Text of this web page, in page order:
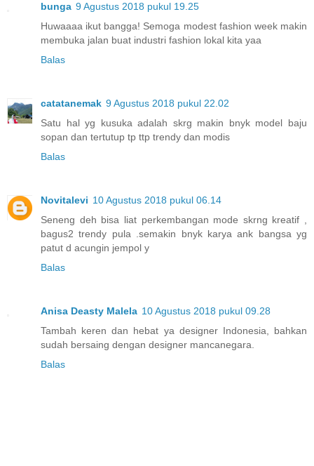
bunga 9 Agustus 2018 pukul 19.25
Huwaaaa ikut bangga! Semoga modest fashion week makin
membuka jalan buat industri fashion lokal kita yaa
Balas
catatanemak 9 Agustus 2018 pukul 22.02
Satu hal yg kusuka adalah skrg makin bnyk model baju
sopan dan tertutup tp ttp trendy dan modis
Balas
Novitalevi 10 Agustus 2018 pukul 06.14
Seneng deh bisa liat perkembangan mode skrng kreatif ,
bagus2 trendy pula .semakin bnyk karya ank bangsa yg
patut d acungin jempol y
Balas
Anisa Deasty Malela 10 Agustus 2018 pukul 09.28
Tambah keren dan hebat ya designer Indonesia, bahkan
sudah bersaing dengan designer mancanegara.
Balas